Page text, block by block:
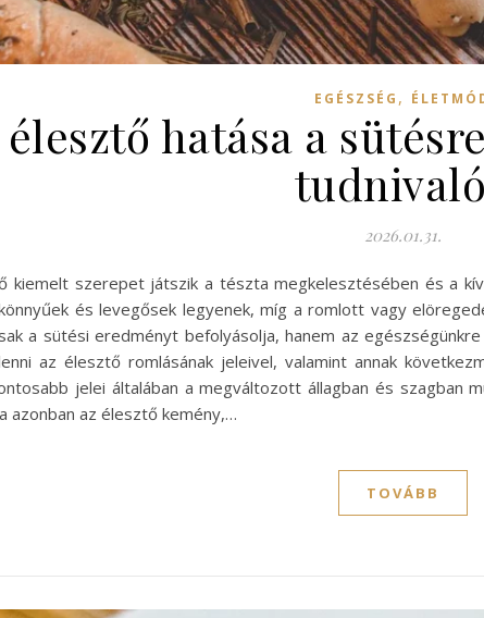
EGÉSZSÉG ,
hatása a
2026.01.31.
kiemelt szerepet játszik a tészta megkelesztésében és a
és levegősek legyenek, míg a romlott vagy
a sütési eredményt befolyásolja, hanem az
az élesztő romlásának jeleivel, valamint annak
jelei általában a megváltozott állagban és szagban
azonban az élesztő kemény,…
TOVÁBB